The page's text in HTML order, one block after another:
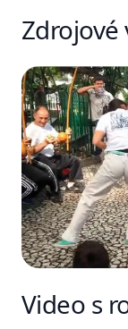
Zdrojové
Video s